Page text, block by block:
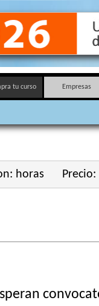
tu curso Empresas
horas